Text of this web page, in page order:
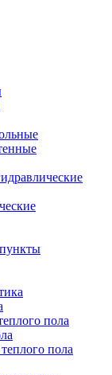
пола
пола